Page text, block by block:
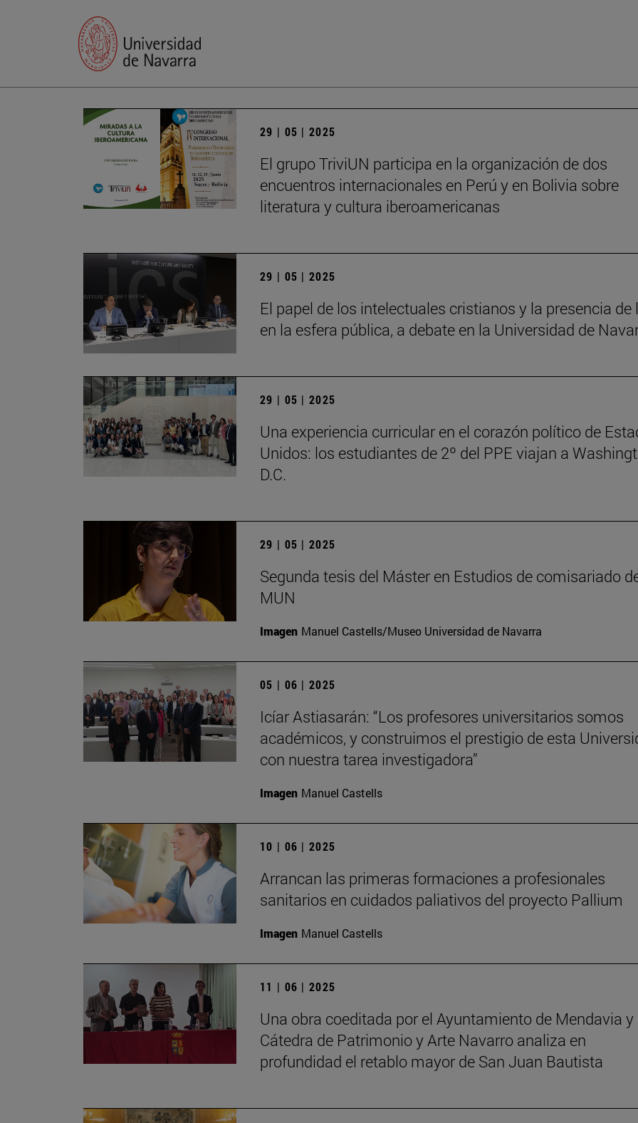
29 | 05 | 2025
El grupo TriviUN participa en la organización de dos
encuentros internacionales en Perú y en Bolivia sobre
literatura y cultura iberoamericanas
29 | 05 | 2025
El papel de los intelectuales cristianos y la presencia de
en la esfera pública, a debate en la Universidad de
29 | 05 | 2025
Una experiencia curricular en el corazón político de
Unidos: los estudiantes de 2º del PPE viajan a
D.C.
29 | 05 | 2025
Segunda tesis del Máster en Estudios de comisariado
MUN
Imagen Manuel Castells/Museo Universidad de Navarra
05 | 06 | 2025
Icíar Astiasarán: “Los profesores universitarios somos
académicos, y construimos el prestigio de esta
con nuestra tarea investigadora”
Imagen Manuel Castells
10 | 06 | 2025
Arrancan las primeras formaciones a profesionales
sanitarios en cuidados paliativos del proyecto Pallium
Imagen Manuel Castells
11 | 06 | 2025
Una obra coeditada por el Ayuntamiento de Mendavia y
Cátedra de Patrimonio y Arte Navarro analiza en
profundidad el retablo mayor de San Juan Bautista